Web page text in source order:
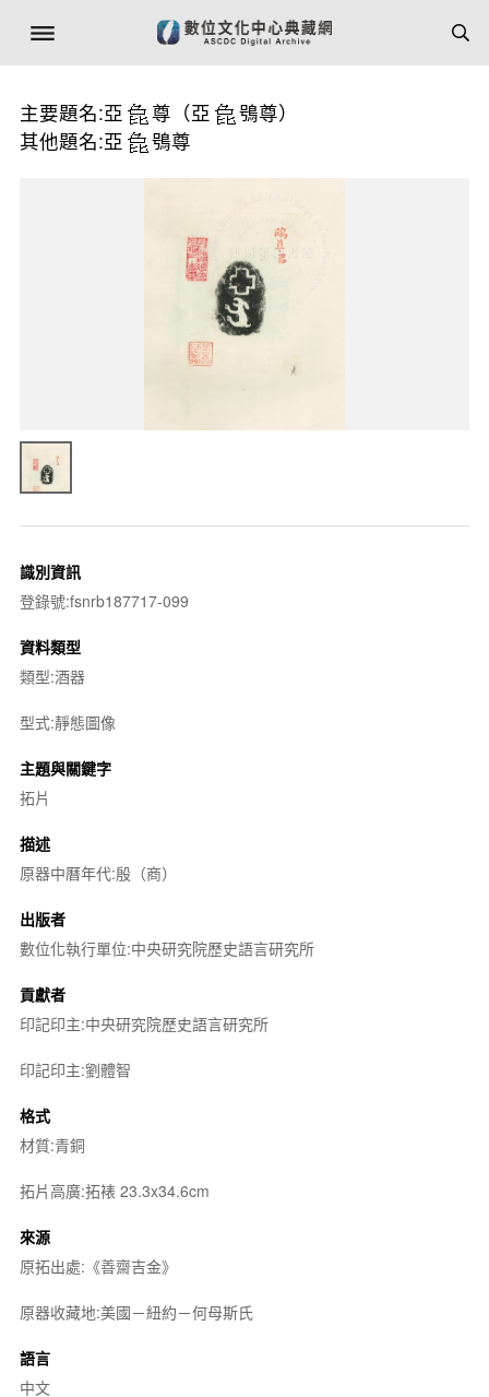
主要題名:亞 尊（亞
鴞尊）
其他題名:亞
鴞尊
識別資訊
登錄號:fsnrb187717-099
資料類型
類型:酒器
型式:靜態圖像
主題與關鍵字
拓片
描述
原器中曆年代:殷（商）
出版者
數位化執行單位:中央研究院歷史語言研究所
貢獻者
印記印主:中央研究院歷史語言研究所
印記印主:劉體智
格式
材質:青銅
拓片高廣:拓裱 23.3x34.6cm
來源
原拓出處:《善齋吉金》
原器收藏地:美國－紐約－何母斯氏
語言
中文